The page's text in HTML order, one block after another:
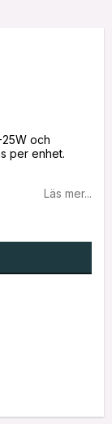
och
per enhet.
Läs mer...